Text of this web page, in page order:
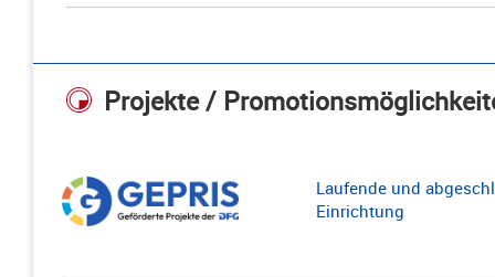
Projekte /
Laufende und
Einrichtung